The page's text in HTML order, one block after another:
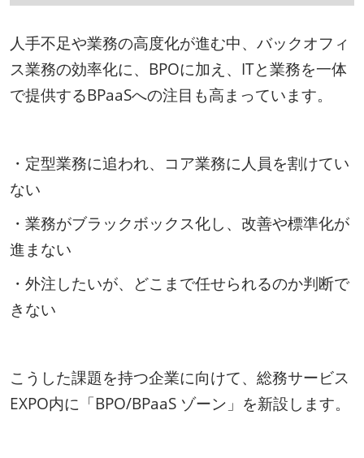
発
特
集
｜
総
務・
人
事・
人手不足や業務の高度化が進む中、バックオフィ
ス業務の効率化に、BPOに加え、ITと業務を一体
で提供するBPaaSへの注目も高まっています。
・定型業務に追われ、コア業務に人員を割けてい
ない
・業務がブラックボックス化し、改善や標準化が
進まない
・外注したいが、どこまで任せられるのか判断で
きない
こうした課題を持つ企業に向けて、総務サービス
EXPO内に「BPO/BPaaS ゾーン」を新設します。